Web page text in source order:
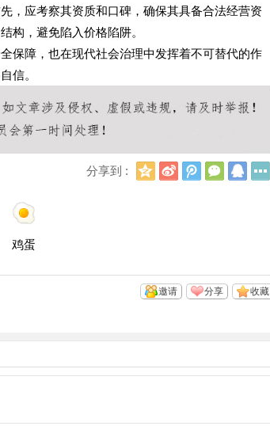
，应考察其资质和口碑，确保其具备合法经营资
构，避免陷入价格陷阱。
保障，也在现代社会治理中发挥着不可替代的作
信。
分享到 :
Q
新
浪
腾
讯
微
信
Q
鸡蛋
收藏
分享
邀请